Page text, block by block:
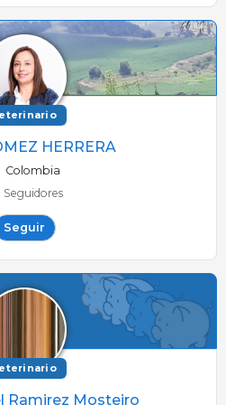
HERRERA
Colombia
Seguidores
Seguir
Ramirez Mosteiro